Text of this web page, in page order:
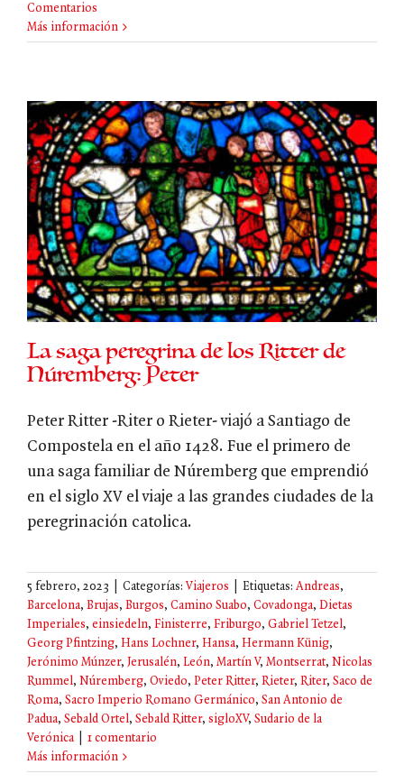
Comentarios
Más información
La saga peregrina de los Ritter de
Núremberg: Peter
Peter Ritter -Riter o Rieter- viajó a Santiago de
Compostela en el año 1428. Fue el primero de
una saga familiar de Núremberg que emprendió
en el siglo XV el viaje a las grandes ciudades de la
peregrinación catolica.
5 febrero, 2023 Categorías: Viajeros Etiquetas: Andreas,
Barcelona, Brujas, Burgos, Camino Suabo, Covadonga, Dietas
Imperiales, einsiedeln, Finisterre, Friburgo, Gabriel Tetzel,
Georg Pfintzing, Hans Lochner, Hansa, Hermann Künig,
Jerónimo Múnzer, Jerusalén, León, Martín V, Montserrat, Nicolas
Rummel, Núremberg, Oviedo, Peter Ritter, Rieter, Riter, Saco de
Roma, Sacro Imperio Romano Germánico, San Antonio de
Padua, Sebald Ortel, Sebald Ritter, sigloXV, Sudario de la
Verónica
1 comentario
Más información